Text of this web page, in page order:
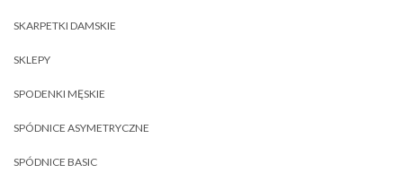
SKARPETKI DAMSKIE
SKLEPY
SPODENKI MĘSKIE
SPÓDNICE ASYMETRYCZNE
SPÓDNICE BASIC